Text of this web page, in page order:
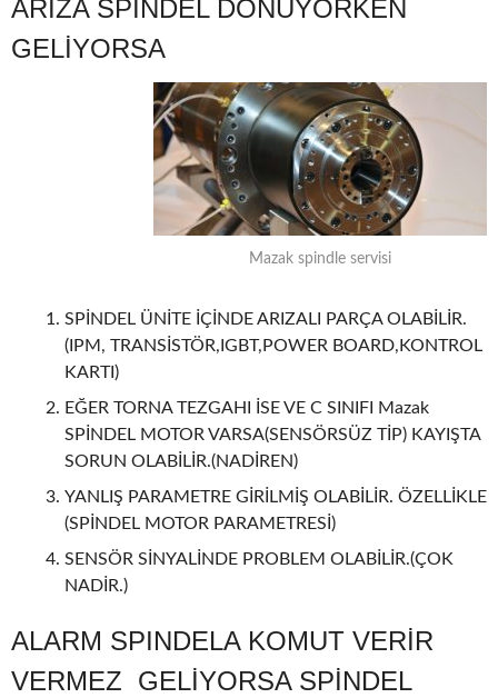
ARIZA SPİNDEL DÖNÜYORKEN
GELİYORSA
Mazak spindle servisi
SPİNDEL ÜNİTE İÇİNDE ARIZALI PARÇA OLABİLİR.
(IPM, TRANSİSTÖR,IGBT,POWER BOARD,KONTROL
KARTI)
EĞER TORNA TEZGAHI İSE VE C SINIFI Mazak
SPİNDEL MOTOR VARSA(SENSÖRSÜZ TİP) KAYIŞTA
SORUN OLABİLİR.(NADİREN)
YANLIŞ PARAMETRE GİRİLMİŞ OLABİLİR. ÖZELLİKLE
(SPİNDEL MOTOR PARAMETRESİ)
SENSÖR SİNYALİNDE PROBLEM OLABİLİR.(ÇOK
NADİR.)
ALARM SPINDELA KOMUT VERİR
VERMEZ GELİYORSA SPİNDEL